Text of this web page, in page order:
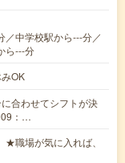
／中学校駅から---分／
ら---分
OK
合わせてシフトが決
：…
場が気に入れば、